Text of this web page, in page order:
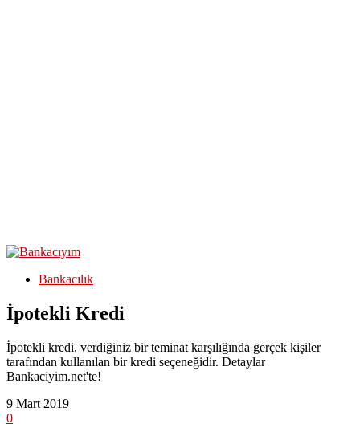
Bankacılık
İpotekli Kredi
İpotekli kredi, verdiğiniz bir teminat karşılığında gerçek kişiler
tarafından kullanılan bir kredi seçeneğidir. Detaylar
Bankaciyim.net'te!
9 Mart 2019
0